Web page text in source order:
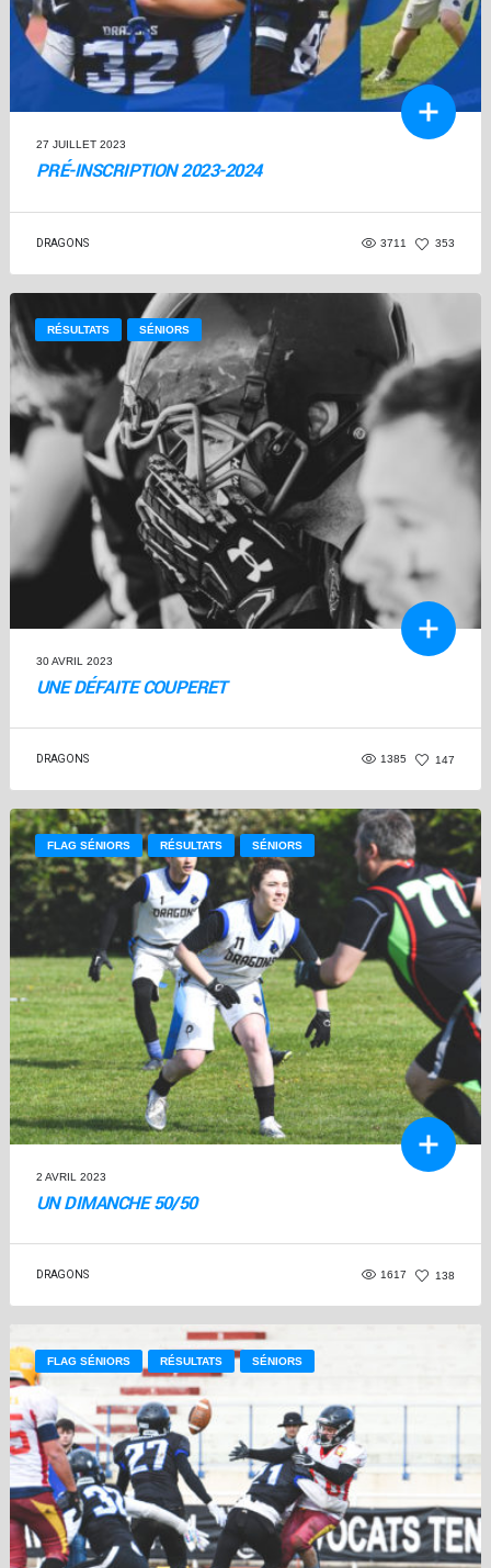
27 JUILLET 2023
PRÉ-INSCRIPTION 2023-2024
DRAGONS 3711 353
RÉSULTATS SÉNIORS
30 AVRIL 2023
UNE DÉFAITE COUPERET
DRAGONS 1385 147
FLAG SÉNIORS RÉSULTATS SÉNIORS
2 AVRIL 2023
UN DIMANCHE 50/50
DRAGONS 1617 138
FLAG SÉNIORS RÉSULTATS SÉNIORS